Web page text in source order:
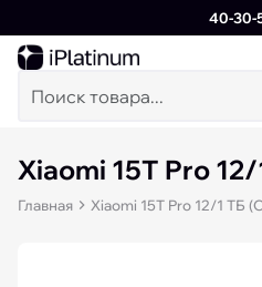
40-30-
Xiaomi 15T Pro
Главная Xiaomi 15T Pro 12/1 TБ